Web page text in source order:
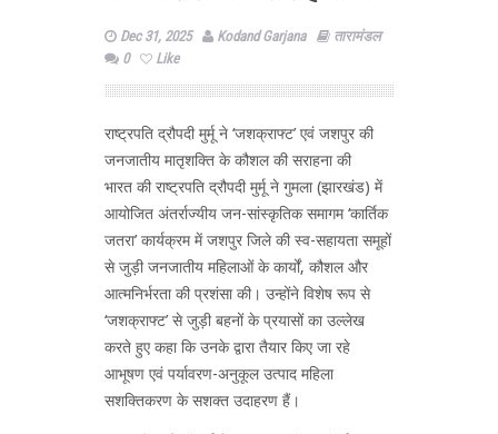
Dec 31, 2025 Kodand Garjana
तारामंडल
0
Like
राष्ट्रपति द्रौपदी मुर्मू ने ‘जशक्राफ्ट’ एवं जशपुर की
जनजातीय मातृशक्ति के कौशल की सराहना की
भारत की राष्ट्रपति द्रौपदी मुर्मू ने गुमला (झारखंड) में
आयोजित अंतर्राज्यीय जन-सांस्कृतिक समागम ‘कार्तिक
जतरा’ कार्यक्रम में जशपुर जिले की स्व-सहायता समूहों
से जुड़ी जनजातीय महिलाओं के कार्यों, कौशल और
आत्मनिर्भरता की प्रशंसा की। उन्होंने विशेष रूप से
‘जशक्राफ्ट’ से जुड़ी बहनों के प्रयासों का उल्लेख
करते हुए कहा कि उनके द्वारा तैयार किए जा रहे
आभूषण एवं पर्यावरण-अनुकूल उत्पाद महिला
सशक्तिकरण के सशक्त उदाहरण हैं।